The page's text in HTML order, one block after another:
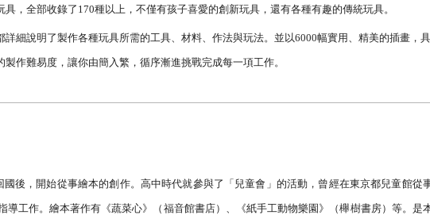
，全部收錄了 170種以上，不僅有孩子喜愛的創新玩具，還有各種有趣的傳統玩具。
說明了製作各種玩具所需的工具、材料、作法與玩法。並以6000幅實用、精美的插畫，
作難易度，讓你由簡入繁，循序漸進挑戰完成每一項工作。
國後，開始從事繪本的創作。高中時代就參與了「兒童會」的活動，曾經在東京都兒童館從
導工作。繪本著作有《蔬菜心》（福音館書店）、《紙手工動物樂園》（櫸樹書房）等。是